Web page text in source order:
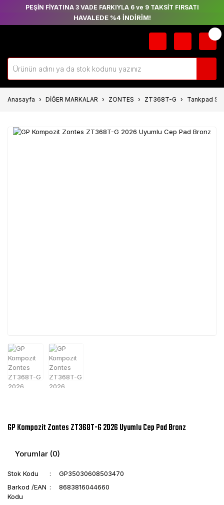
PEŞİN FİYATINA 3 VADE FARKIYLA 6 ve 9 TAKSİT FIRSATI
HAVALEDE %4 İNDİRİM!
Anasayfa DİĞER MARKALAR ZONTES ZT368T-G Tankpad
GP Kompozit Zontes ZT368T-G 2026 Uyumlu Cep Pad Bronz
Yorumlar (0)
Stok Kodu
GP35030608503470
Barkod /EAN
Kodu
8683816044660